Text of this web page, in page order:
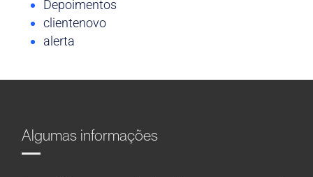
Depoimentos
clientenovo
alerta
Algumas informações